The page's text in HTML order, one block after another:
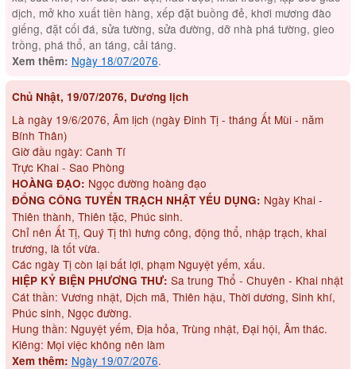
dịch, mở kho xuất tiền hàng, xếp đặt buồng đẻ, khơi mương đào
giếng, đặt cối đá, sửa tường, sửa đường, dỡ nhà phá tường, gieo
trồng, phá thổ, an táng, cải táng.
Xem thêm: Ngày 18/07/2076.
Chủ Nhật, 19/07/2076, Dương lịch
Là ngày 19/6/2076, Âm lịch (ngày Đinh Tị - tháng Ất Mùi - năm
Bính Thân)
Giờ đầu ngày: Canh Tí
Trực Khai - Sao Phòng
HOÀNG ĐẠO: Ngọc đường hoàng đạo
ĐỔNG CÔNG TUYỂN TRẠCH NHẬT YẾU DỤNG: Ngày Khai -
Thiên thành, Thiên tặc, Phúc sinh.
Chỉ nên Ất Tị, Quý Tị thì hưng công, động thổ, nhập trạch, khai
trương, là tốt vừa.
Các ngày Tị còn lại bất lợi, phạm Nguyệt yếm, xấu.
HIỆP KỶ BIỆN PHƯƠNG THƯ: Sa trung Thổ - Chuyên - Khai nhật
Cát thần: Vương nhật, Dịch mã, Thiên hậu, Thời dương, Sinh khí,
Phúc sinh, Ngọc đường.
Hung thần: Nguyệt yếm, Địa hỏa, Trùng nhật, Đại hội, Âm thác.
Kiêng: Mọi việc không nên làm
Xem thêm: Ngày 19/07/2076.